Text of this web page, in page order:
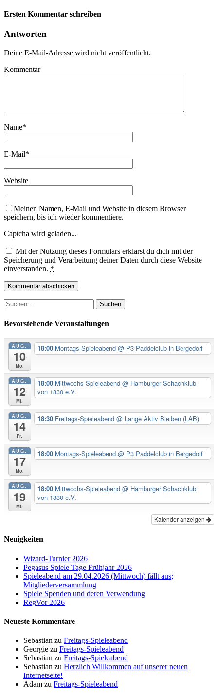
Ersten Kommentar schreiben
Antworten
Deine E-Mail-Adresse wird nicht veröffentlicht.
Kommentar
Name*
E-Mail*
Website
Meinen Namen, E-Mail und Website in diesem Browser
speichern, bis ich wieder kommentiere.
Captcha wird geladen...
Mit der Nutzung dieses Formulars erklärst du dich mit der
Speicherung und Verarbeitung deiner Daten durch diese Website
einverstanden. *
Suchen
nach:
Bevorstehende Veranstaltungen
AUG.
10
Mo.
18:00 Montags-Spieleabend @ P3 Paddelclub in Bergedorf
AUG.
12
Mi.
18:00 Mittwochs-Spieleabend @ Hamburger Schachklub
von 1830 e.V.
AUG.
14
Fr.
18:30 Freitags-Spieleabend @ Lange Aktiv Bleiben (LAB)
AUG.
17
Mo.
18:00 Montags-Spieleabend @ P3 Paddelclub in Bergedorf
AUG.
19
Mi.
18:00 Mittwochs-Spieleabend @ Hamburger Schachklub
von 1830 e.V.
Kalender anzeigen
Neuigkeiten
Wizard-Turnier 2026
Pegasus Spiele Tage Frühjahr 2026
Spieleabend am 29.04.2026 (Mittwoch) fällt aus;
Mitgliederversammlung
Spiele Spenden und deren Verwendung
RegVor 2026
Neueste Kommentare
Sebastian zu Freitags-Spieleabend
Georgie zu Freitags-Spieleabend
Sebastian zu Freitags-Spieleabend
Sebastian zu Herzlich Willkommen auf unserer neuen
Internetseite!
Adam zu Freitags-Spieleabend